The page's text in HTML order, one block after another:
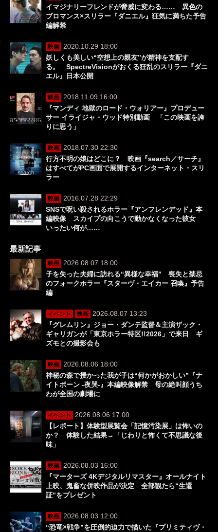
イマジナリーフレンドが脅威に変わる…… 異色の
ブロマンス×スリラー『ダニエル』狂気に満ちた予告
編解禁
映画 2020.10.29 18:00
妖しくも美しい“空想上の親友”が精神を支配す
る。 SpectreVisionがおくる狂乱のスリラー『ダニ
エル』日本公開
映画 2018.11.09 16:00
『マンディ 地獄のロード・ウォリアー』プロデュー
サー イライジャ・ウッド特別動画 「この映画を誇
りに思う」
映画 2018.07.30 22:30
行方不明の娘はどこに？ 映画『search／サーチ』
はすべてがPC画面で展開するインターネット・スリ
ラー
映画 2016.07.28 22:29
SNSで呪い殺されるホラー『アンフレンデッド』本
編映像 スカイプの向こうで動かなくなった彼女
いったい何が……
最新記事
映画 2026.08.07 18:00
子を失った夫婦に訪れる“異様な幸福” 喪失と禁忌
のフォークホラー『スターヴ・エイカー 召喚』予告
編
イベント 映画 2026.08.07 13:23
『グレムリン』ジョー・ダンテ監督＆主演ザック・
ギャリガンが「東京ホラー特区!!2026」で来日 ギ
ズモとの撮影会も
映画 2026.08.06 18:00
神秘の森で授かった我が子は“何かがおかしい”『ナ
イトボーン -夜哭-』本編映像解禁 母の絶叫顔うち
わが全国の劇場に
イベント
2026.08.06 17:00
【レポート】体験型展覧会「記憶汚染展」は怖いの
か？ 体験した結果→「じわりと怖くて不思議な後
味」
映画 2026.08.03 16:00
『マーターズ 4Kデジタルリマスター』オールナイト
上映、鬼畜な併映作品が決定 全部観たら“生還
証”をプレゼント
映画 2026.08.03 12:00
“恐竜×戦争”を圧倒的迫力で描いた『プリミティヴ・